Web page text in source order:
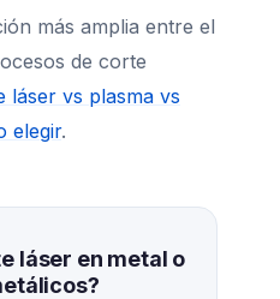
más amplia entre el
de corte
láser vs plasma vs
elegir.
láser en metal o